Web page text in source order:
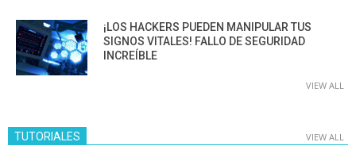
¡LOS HACKERS PUEDEN MANIPULAR TUS
SIGNOS VITALES! FALLO DE SEGURIDAD
INCREÍBLE
VIEW ALL
TUTORIALES VIEW ALL